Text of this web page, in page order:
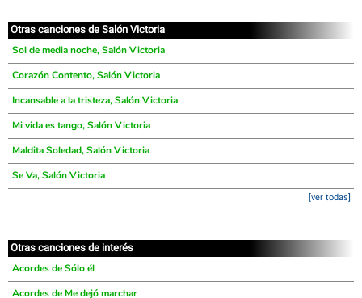
Otras canciones de Salón Victoria
Sol de media noche, Salón Victoria
Corazón Contento, Salón Victoria
Incansable a la tristeza, Salón Victoria
Mi vida es tango, Salón Victoria
Maldita Soledad, Salón Victoria
Se Va, Salón Victoria
[ver todas]
Otras canciones de interés
Acordes de Sólo él
Acordes de Me dejó marchar